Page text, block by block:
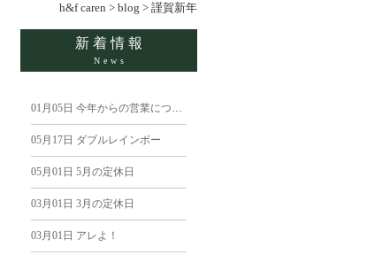
h&f caren > blog > 謹賀新年
新着情報
News
01月05日 今年からの営業について
05月17日 ダブルレインボー
05月01日 5月の定休日
03月01日 3月の定休日
03月01日 アレよ！